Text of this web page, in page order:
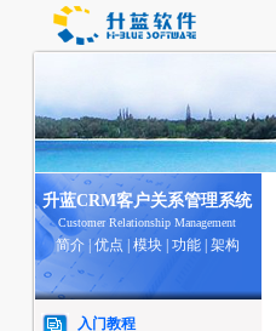
升蓝CRM客户关系管理系统
Customer Relationship Management
简介|优点 模块| 功能| 架构
入门教程